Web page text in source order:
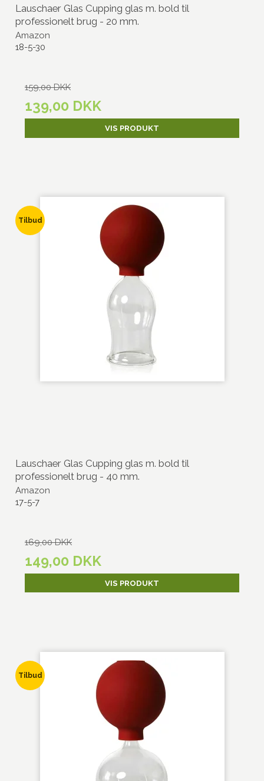
Lauschaer Glas Cupping glas m. bold til
professionelt brug - 20 mm.
Amazon
18-5-30
159,00 DKK
139,00 DKK
VIS PRODUKT
Tilbud
Lauschaer Glas Cupping glas m. bold til
professionelt brug - 40 mm.
Amazon
17-5-7
169,00 DKK
149,00 DKK
VIS PRODUKT
Tilbud